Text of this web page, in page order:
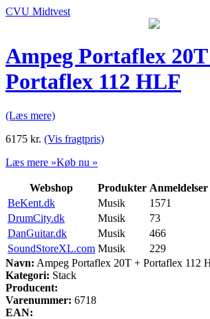
CVU Midtvest
Ampeg Portaflex
Portaflex 112 HLF
(Læs mere)
6175 kr. (Vis fragtpris)
Læs mere »Køb nu »
Webshop Produkter Anmeldelser
BeKent.dk
Musik 1571
DrumCity.dk
Musik 73
DanGuitar.dk
Musik 466
SoundStoreXL.com Musik 229
Navn: Ampeg Portaflex 20T + Portaflex 112
Kategori: Stack
Producent:
Varenummer: 6718
EAN: